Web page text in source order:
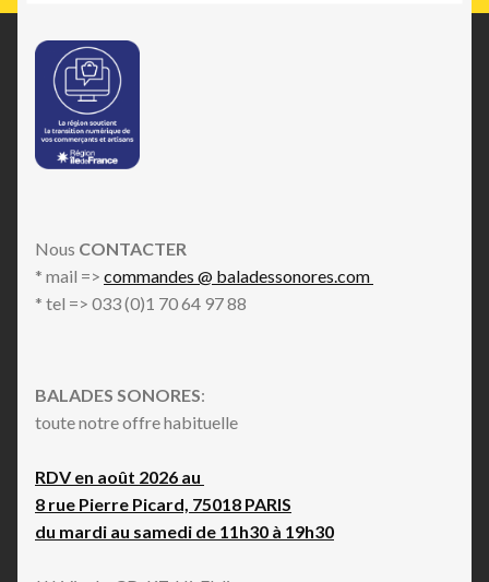
Nous CONTACTER
* mail => commandes @ baladessonores.com
* tel => 033 (0)1 70 64 97 88
BALADES SONORES:
toute notre offre habituelle
RDV en août 2026 au
8 rue Pierre Picard, 75018 PARIS
du mardi au samedi de 11h30 à 19h30